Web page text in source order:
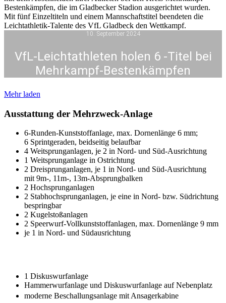
10. September 2024
VfL-Leichtathleten holen 6 -Titel bei
Mehrkampf-Bestenkämpfen
Mehr laden
Ausstattung der Mehrzweck-Anlage
6-Runden-Kunststoffanlage, max. Dornenlänge 6 mm;
6 Sprintgeraden, beidseitig belaufbar
4 Weitsprunganlagen, je 2 in Nord- und Süd-Ausrichtung
1 Weitsprunganlage in Ostrichtung
2 Dreisprunganlagen, je 1 in Nord- und Süd-Ausrichtung
mit 9m-, 11m-, 13m-Absprungbalken
2 Hochsprunganlagen
2 Stabhochsprunganlagen, je eine in Nord- bzw. Südrichtung
bespringbar
2 Kugelstoßanlagen
2 Speerwurf-Vollkunststoffanlagen, max. Dornenlänge 9 mm
je 1 in Nord- und Südausrichtung
1 Diskuswurfanlage
Hammerwurfanlage und Diskuswurfanlage auf Nebenplatz
moderne Beschallungsanlage mit Ansagerkabine